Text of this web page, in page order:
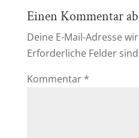
Einen Kommentar
Deine E-Mail-Adresse
Erforderliche Felder
Kommentar *